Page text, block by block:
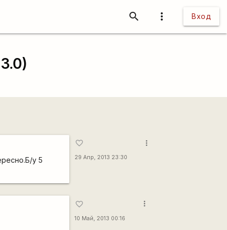
more_vert Вход
search
у 5
favorite_border
29 Апр, 2013 23:30
more_vert
favorite_border
10 Май, 2013 00:16
more_vert